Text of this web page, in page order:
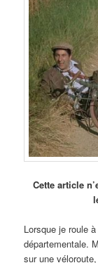
Cette article
Lorsque je roule
départementale.
sur une